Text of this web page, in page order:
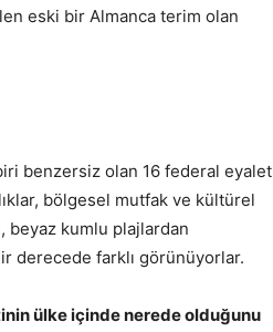
eski bir Almanca terim olan
benzersiz olan 16 federal eyalet
bölgesel mutfak ve kültürel
beyaz kumlu plajlardan
derecede farklı görünüyorlar.
ülke içinde nerede olduğunu